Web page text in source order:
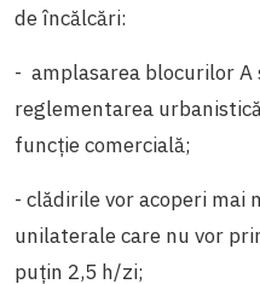
de încălcări:
- amplasarea blocurilor
reglementarea
funcție comercială;
- clădirile vor acoperi mai
unilaterale care nu vor
puțin 2,5 h/zi;